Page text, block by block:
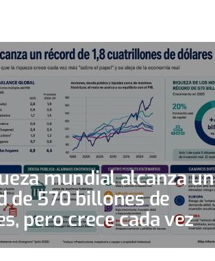
mundial alcanza un
de 570 billones de
pero crece cada vez
el papel”